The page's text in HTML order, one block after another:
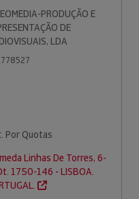
PRODUÇÃO E
DE
LDA
Por Quotas
Linhas De Torres, 6-
1750-146 - LISBOA.